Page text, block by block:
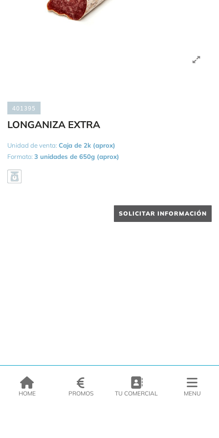
401395
LONGANIZA EXTRA
Unidad de venta: Caja de 2k (aprox)
Formato: 3 unidades de 650g (aprox)
SOLICITAR INFORMACIÓN
HOME PROMOS TU COMERCIAL MENU